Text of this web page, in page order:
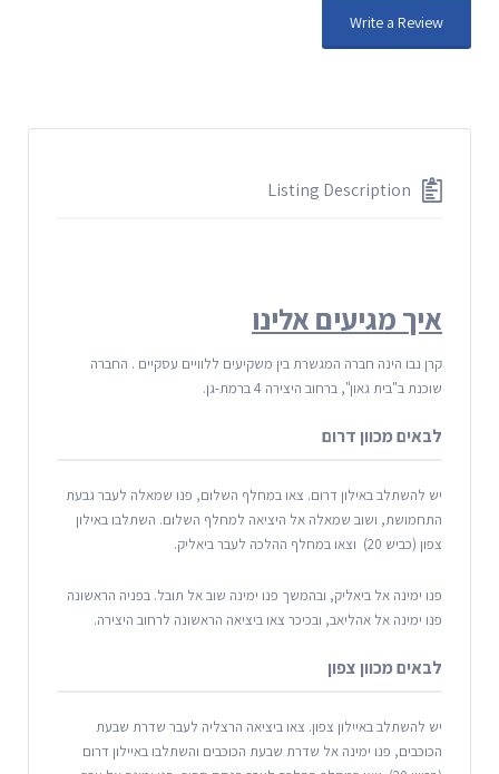
Write a Review
Listing Description
איך מגיעים אלינו
קרן נבו הינה חברה המגשרת בין משקיעים ללוויים עסקיים . החברה
שוכנת ב"בית גאון", ברחוב היצירה 4 ברמת-גן.
לבאים מכוון דרום
יש להשתלב באילון דרום. צאו במחלף השלום, פנו שמאלה לעבר גבעת
התחמושת, ושוב שמאלה אל היציאה למחלף השלום. השתלבו באילון
צפון (כביש 20) וצאו במחלף ההלכה לעבר ביאליק.
פנו ימינה אל ביאליק, ובהמשך פנו ימינה שוב אל תובל. בפניה הראשונה
פנו ימינה אל אהליאב, ובכיכר צאו ביציאה הראשונה לרחוב היצירה.
לבאים מכוון צפון
יש להשתלב באיילון צפון. צאו ביציאה הרצליה לעבר שדרת שבעת
הכוכבים, פנו ימינה אל שדרת שבעת הכוכבים והשתלבו באיילון דרום